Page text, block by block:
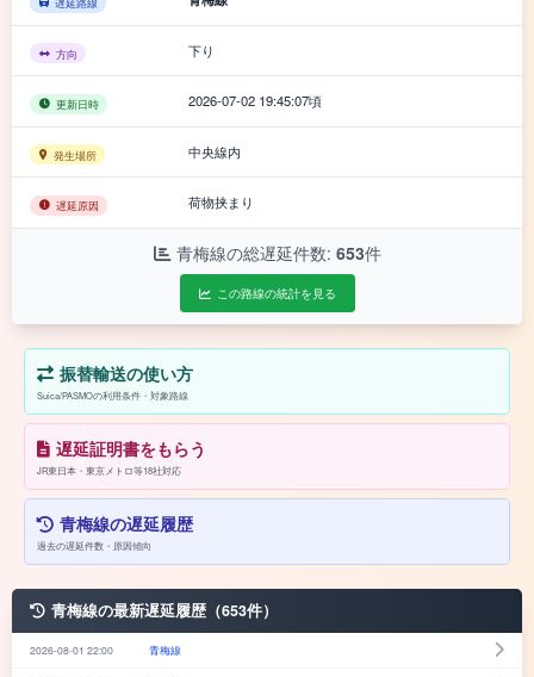
方向 下り
更新日時 2026-07-02 19:45:07頃
発生場所 中央線内
遅延原因 荷物挟まり
青梅線の総遅延件数: 653件
この路線の統計を見る
振替輸送の使い方
Suica/PASMOの利用条件・対象路線
遅延証明書をもらう
JR東日本・東京メトロ等18社対応
青梅線の遅延履歴
過去の遅延件数・原因傾向
青梅線の最新遅延履歴（653件）
2026-08-01 22:00 青梅線